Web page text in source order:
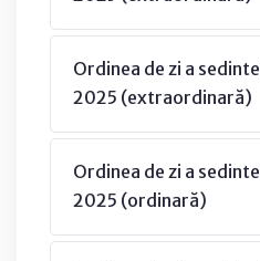
Ordinea de zi a
2025 (extraordinară)
Ordinea de zi a
2025 (ordinară)